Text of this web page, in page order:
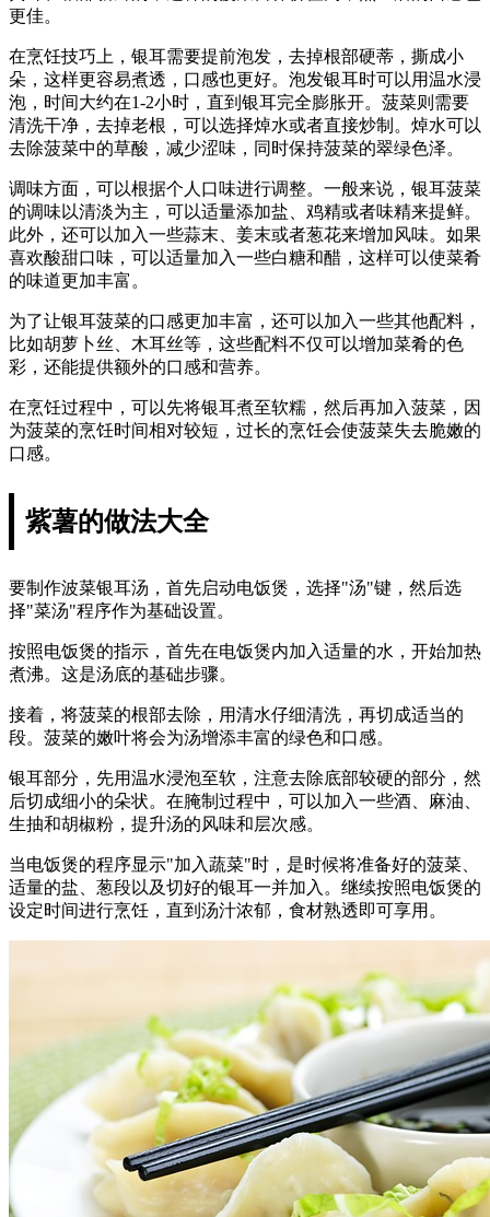
更佳。
在烹饪技巧上，银耳需要提前泡发，去掉根部硬蒂，撕成小
朵，这样更容易煮透，口感也更好。泡发银耳时可以用温水浸
泡，时间大约在1-2小时，直到银耳完全膨胀开。菠菜则需要
清洗干净，去掉老根，可以选择焯水或者直接炒制。焯水可以
去除菠菜中的草酸，减少涩味，同时保持菠菜的翠绿色泽。
调味方面，可以根据个人口味进行调整。一般来说，银耳菠菜
的调味以清淡为主，可以适量添加盐、鸡精或者味精来提鲜。
此外，还可以加入一些蒜末、姜末或者葱花来增加风味。如果
喜欢酸甜口味，可以适量加入一些白糖和醋，这样可以使菜肴
的味道更加丰富。
为了让银耳菠菜的口感更加丰富，还可以加入一些其他配料，
比如胡萝卜丝、木耳丝等，这些配料不仅可以增加菜肴的色
彩，还能提供额外的口感和营养。
在烹饪过程中，可以先将银耳煮至软糯，然后再加入菠菜，因
为菠菜的烹饪时间相对较短，过长的烹饪会使菠菜失去脆嫩的
口感。
紫薯的做法大全
要制作波菜银耳汤，首先启动电饭煲，选择"汤"键，然后选
择"菜汤"程序作为基础设置。
按照电饭煲的指示，首先在电饭煲内加入适量的水，开始加热
煮沸。这是汤底的基础步骤。
接着，将菠菜的根部去除，用清水仔细清洗，再切成适当的
段。菠菜的嫩叶将会为汤增添丰富的绿色和口感。
银耳部分，先用温水浸泡至软，注意去除底部较硬的部分，然
后切成细小的朵状。在腌制过程中，可以加入一些酒、麻油、
生抽和胡椒粉，提升汤的风味和层次感。
当电饭煲的程序显示"加入蔬菜"时，是时候将准备好的菠菜、
适量的盐、葱段以及切好的银耳一并加入。继续按照电饭煲的
设定时间进行烹饪，直到汤汁浓郁，食材熟透即可享用。